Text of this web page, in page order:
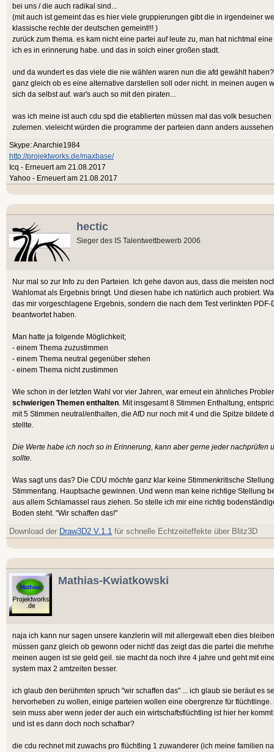
bei uns / die auch radikal sind...
(mit auch ist gemeint das es hier viele gruppierungen gibt die in irgendeiner
klassische rechte der deutschen gemeint!!! )
zurück zum thema. es kam nicht eine partei auf leute zu, man hat nichtmal
ich es in erinnerung habe. und das in solch einer großen stadt.
und da wundert es das viele die nie wählen waren nun die afd gewählt
ganz gleich ob es eine alternative darstellen soll oder nicht. in meinen augen
sich da selbst auf. war's auch so mit den piraten...
was ich meine ist auch cdu spd die etablierten müssen mal das volk
zulernen. vieleicht würden die programme der parteien dann anders
Skype: Anarchie1984
http://projektworks.de/maxbase/
Icq - Erneuert am 21.08.2017
Yahoo - Erneuert am 21.08.2017
hectic
Sieger des IS Talentwettbewerb 2006
Nur mal so zur Info zu den Parteien. Ich gehe davon aus, dass die meisten
Wahlomat als Ergebnis bringt. Und diesen habe ich natürlich auch probiert.
das mir vorgeschlagene Ergebnis, sondern die nach dem Test verlinkten
beantwortet haben.
Man hatte ja folgende Möglichkeit;
- einem Thema zuzustimmen
- einem Thema neutral gegenüber stehen
- einem Thema nicht zustimmen
Wie schon in der letzten Wahl vor vier Jahren, war erneut ein ähnliches
schwierigen Themen enthalten . Mit insgesamt 8 Stimmen Enthaltung,
mit 5 Stimmen neutral/enthalten, die AfD nur noch mit 4 und die Spitze bildete
stellte.
Die Werte habe ich noch so in Erinnerung, kann aber gerne jeder nachprüfen
sollte.
Was sagt uns das? Die CDU möchte ganz klar keine Stimmenkritische
Stimmenfang. Hauptsache gewinnen. Und wenn man keine richtige Stellung
aus allem Schlamassel raus ziehen. So stelle ich mir eine richtig
Boden steht. "Wir schaffen das!"
Download der Draw3D2 V.1.1 für schnelle Echtzeiteffekte über Blitz3D
Mathias-Kwiatkowski
naja ich kann nur sagen unsere kanzlerin will mit allergewalt eben dies
müssen ganz gleich ob gewonn oder nicht! das zeigt das die partei die
meinen augen ist sie geld geil. sie macht da noch ihre 4 jahre und geht mit
system max 2 amtzeiten besser.
ich glaub den berühmten spruch "wir schaffen das" ... ich glaub sie beräut es
hervorheben zu wollen, einige parteien wollen eine obergrenze für
sein muss aber wenn jeder der auch ein wirtschaftsflüchtling ist hier her
und ist es dann doch noch schafbar?
die cdu rechnet mit zuwachs pro flüchtling 1 zuwanderer (ich meine familien